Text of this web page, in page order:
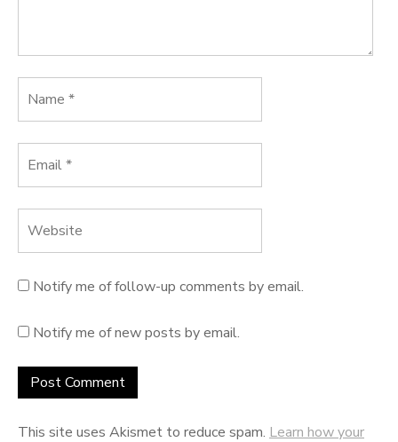
Notify me of follow-up comments by email.
Notify me of new posts by email.
This site uses Akismet to reduce spam. Learn how your